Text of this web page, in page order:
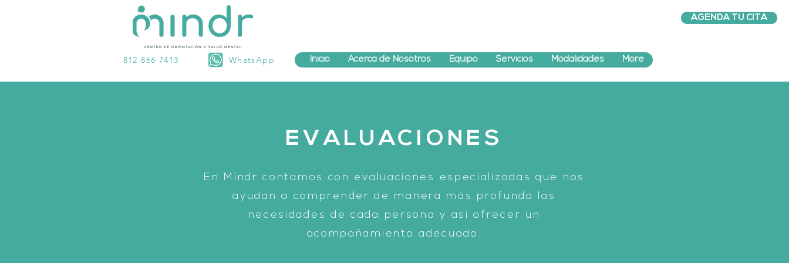
AGENDA TU CITA
812 866 7413 WhatsApp Inicio Acerca de Nosotros Equipo Servicios Modalidades More
EVALUACIONES
En Mindr contamos con evaluaciones especializadas que nos
ayudan a comprender de manera más profunda las
necesidades de cada persona y así ofrecer un
acompañamiento adecuado.